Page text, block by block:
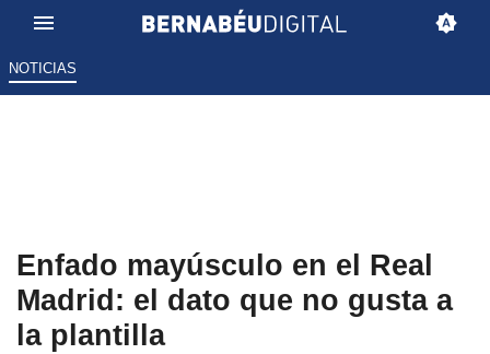
NOTICIAS
Enfado mayúsculo en el Real
Madrid: el dato que no gusta a
la plantilla